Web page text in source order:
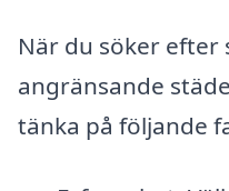
När du söker efter
angränsande
tänka på följande